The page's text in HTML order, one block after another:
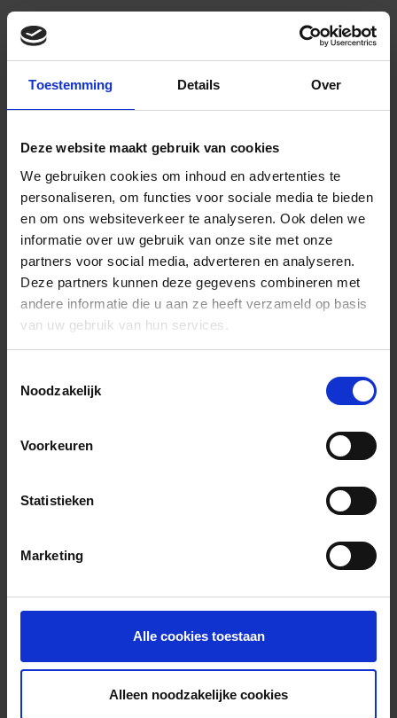
Toestemming Details Over
Deze website maakt gebruik van cookies
We gebruiken cookies om inhoud en advertenties te
personaliseren, om functies voor sociale media te bieden
en om ons websiteverkeer te analyseren. Ook delen we
informatie over uw gebruik van onze site met onze
partners voor social media, adverteren en analyseren.
Deze partners kunnen deze gegevens combineren met
andere informatie die u aan ze heeft verzameld op basis
van uw gebruik van hun services.
Noodzakelijk
Voorkeuren
Statistieken
Marketing
Alle cookies toestaan
Alleen noodzakelijke cookies